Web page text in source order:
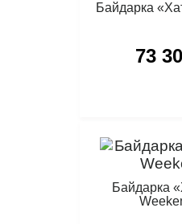
Байдарка
73
Байдарка